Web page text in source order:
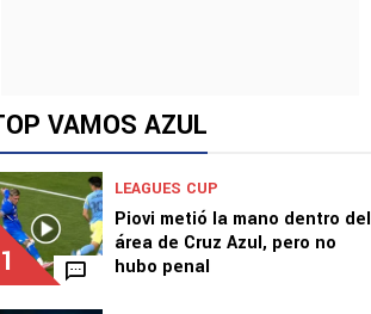
VAMOS AZUL
1
LEAGUES CUP
Piovi metió la mano dentro del
área de Cruz Azul, pero no
hubo penal